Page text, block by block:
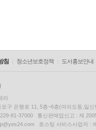
침 청소년보호정책 도서홍보안내
라
포구 은행로 11, 5층~6층(여의도동,일신
81-37000 통신판매업신고 : 제
호스팅 서비스사업자 :